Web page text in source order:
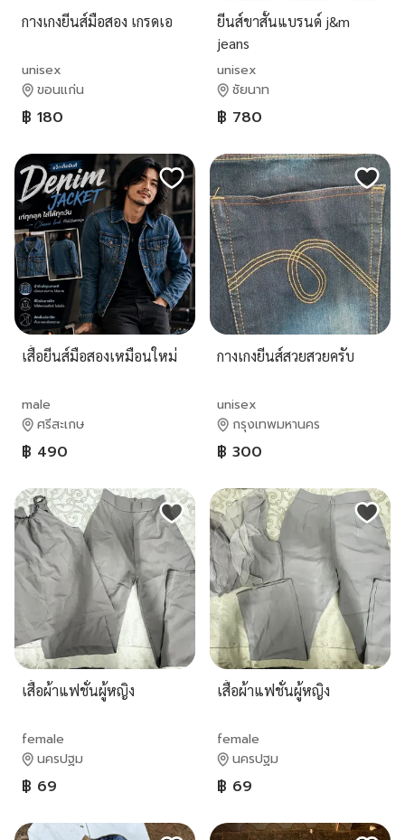
กางเกงยีนส์มือสอง เกรดเอ
unisex
ขอนแก่น
฿ 180
ยีนส์ขาสั้นแบรนด์ j&m
jeans
unisex
ชัยนาท
฿ 780
เสื้อยีนส์มือสองเหมือนใหม่
male
ศรีสะเกษ
฿ 490
กางเกงยีนส์สวยสวยครับ
unisex
กรุงเทพมหานคร
฿ 300
เสื้อผ้าแฟชั่นผู้หญิง
female
นครปฐม
฿ 69
เสื้อผ้าแฟชั่นผู้หญิง
female
นครปฐม
฿ 69